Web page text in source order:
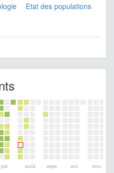
Etat des populations
juil. août sept. oct. nov.